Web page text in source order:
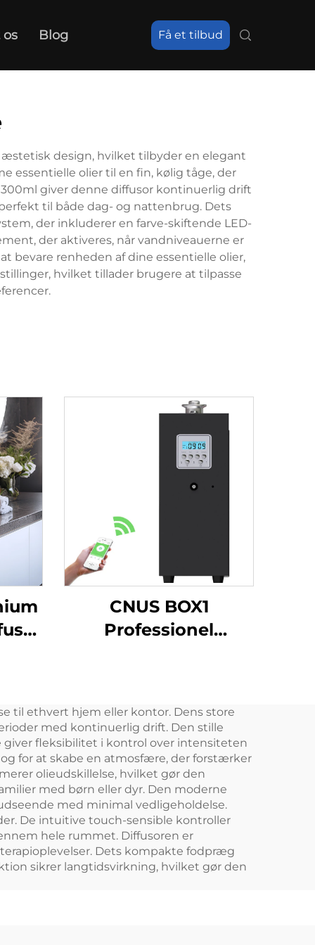
Blog Få et tilbud
design, hvilket tilbyder en elegant
essentielle olier til en fin, kølig tåge, der
giver denne diffusor kontinuerlig drift
til både dag- og nattenbrug. Dets
der inkluderer en farve-skiftende LED-
der aktiveres, når vandniveauerne er
bevare renheden af dine essentielle olier,
hvilket tillader brugere at tilpasse
CNUS BOX1
Professionel
Tower Diffusers
til ethvert hjem eller kontor. Dens store
med kontinuerlig drift. Den stille
fleksibilitet i kontrol over intensiteten
for at skabe en atmosfære, der forstærker
olieudskillelse, hvilket gør den
med børn eller dyr. Den moderne
med minimal vedligeholdelse.
De intuitive touch-sensible kontroller
hele rummet. Diffusoren er
Dets kompakte fodpræg
sikrer langtidsvirkning, hvilket gør den